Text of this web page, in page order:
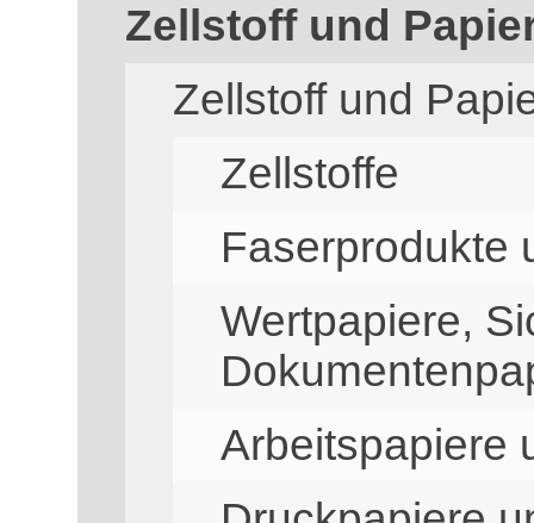
Zellstoff und
Zellstoff und
Zellstoffe
Faserprodukte
Wertpapiere,
Arbeitspapiere